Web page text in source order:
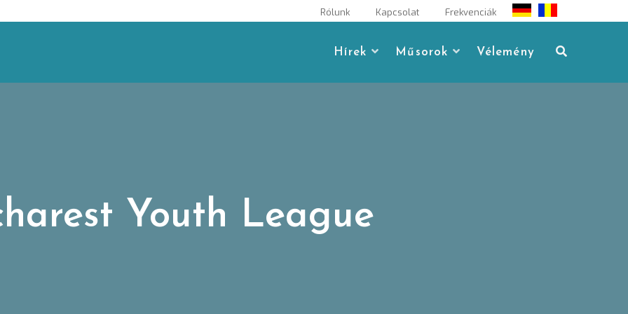
Rólunk Kapcsolat Frekvenciák
Hírek Műsorok Vélemény
Youth League